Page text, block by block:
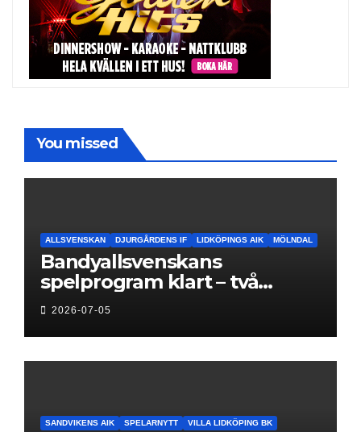
You missed
ALLSVENSKAN DJURGÅRDENS IF LIDKÖPINGS AIK MÖLNDAL
Bandyallsvenskans
spelprogram klart – två
föreningar jagar sin
elitseriesäsong
2026-07-05
SANDVIKENS AIK SPELARNYTT VILLA LIDKÖPING BK